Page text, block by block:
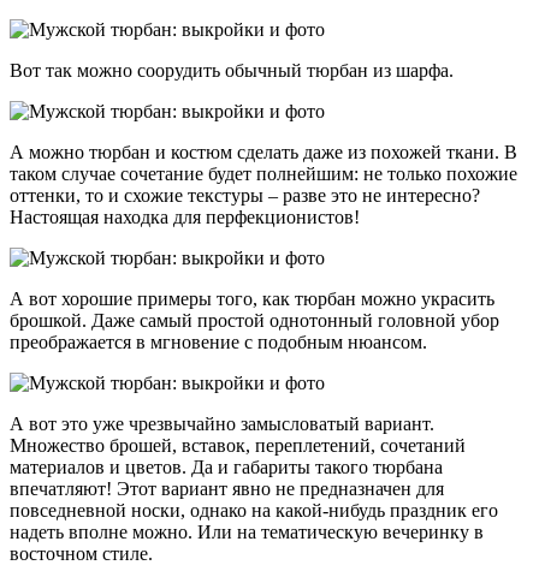
Вот так можно соорудить обычный тюрбан из шарфа.
А можно тюрбан и костюм сделать даже из похожей ткани. В
таком случае сочетание будет полнейшим: не только похожие
оттенки, то и схожие текстуры – разве это не интересно?
Настоящая находка для перфекционистов!
А вот хорошие примеры того, как тюрбан можно украсить
брошкой. Даже самый простой однотонный головной убор
преображается в мгновение с подобным нюансом.
А вот это уже чрезвычайно замысловатый вариант.
Множество брошей, вставок, переплетений, сочетаний
материалов и цветов. Да и габариты такого тюрбана
впечатляют! Этот вариант явно не предназначен для
повседневной носки, однако на какой-нибудь праздник его
надеть вполне можно. Или на тематическую вечеринку в
восточном стиле.